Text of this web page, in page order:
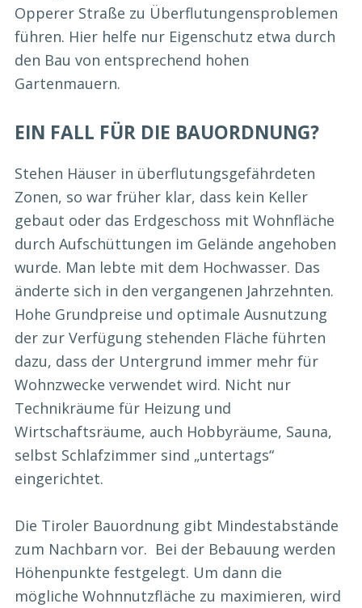
Opperer Straße zu Überflutungensproblemen
führen. Hier helfe nur Eigenschutz etwa durch
den Bau von entsprechend hohen
Gartenmauern.
EIN FALL FÜR DIE BAUORDNUNG?
Stehen Häuser in überflutungsgefährdeten
Zonen, so war früher klar, dass kein Keller
gebaut oder das Erdgeschoss mit Wohnfläche
durch Aufschüttungen im Gelände angehoben
wurde. Man lebte mit dem Hochwasser. Das
änderte sich in den vergangenen Jahrzehnten.
Hohe Grundpreise und optimale Ausnutzung
der zur Verfügung stehenden Fläche führten
dazu, dass der Untergrund immer mehr für
Wohnzwecke verwendet wird. Nicht nur
Technikräume für Heizung und
Wirtschaftsräume, auch Hobbyräume, Sauna,
selbst Schlafzimmer sind „untertags“
eingerichtet.
Die Tiroler Bauordnung gibt Mindestabstände
zum Nachbarn vor. Bei der Bebauung werden
Höhenpunkte festgelegt. Um dann die
mögliche Wohnnutzfläche zu maximieren, wird